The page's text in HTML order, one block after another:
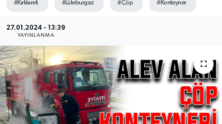
#Kırklareli #Lüleburgaz #Çöp #Konteyner
27.01.2024 - 13:39
YAYINLANMA
Sağlık
Teknoloji
Yaşam